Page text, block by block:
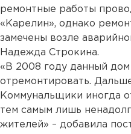
ремонтные работы
«Карелин», однако
замечены возле
Надежда Строкина.
«В 2008 году данный дом
отремонтировать.
Коммунальщики иногда
тем самым лишь
жителей» – добавила